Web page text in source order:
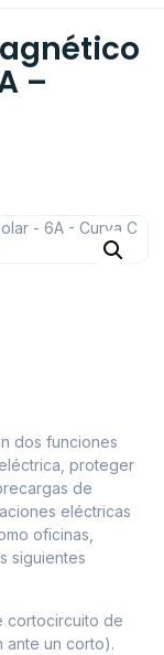
–
dos funciones
proteger
de
eléctricas
oficinas,
siguientes
cortocircuito de
ante un corto).